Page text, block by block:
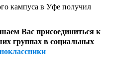
кампуса в Уфе получил
Вас присоединиться к
группах в социальных